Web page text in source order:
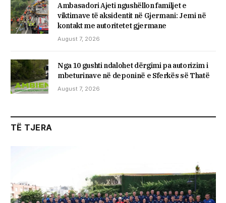
Ambasadori Ajeti ngushëllon familjet e
viktimave të aksidentit në Gjermani: Jemi në
kontakt me autoritetet gjermane
August 7, 2026
Nga 10 gushti ndalohet dërgimi pa autorizim i
mbeturinave në deponinë e Sferkës së Thatë
August 7, 2026
TË TJERA